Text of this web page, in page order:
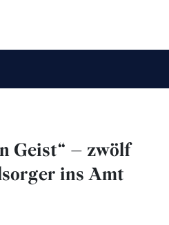
Geist“ – zwölf
ins Amt